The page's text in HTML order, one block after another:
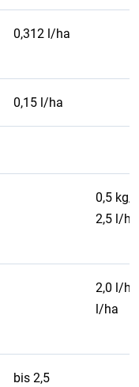
0,312 l/ha
0,15 l/ha
0,5 kg/
2,5 l/
2,0 l/
l/ha
bis 2,5